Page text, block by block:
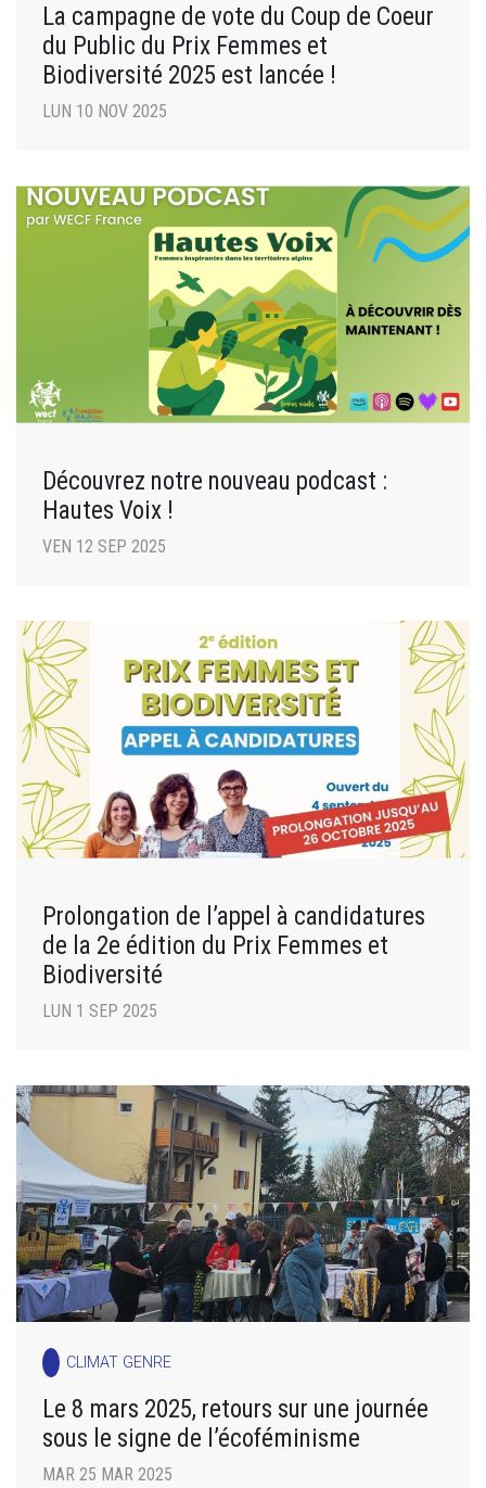
La campagne de vote du Coup de Coeur
du Public du Prix Femmes et
Biodiversité 2025 est lancée !
LUN 10 NOV 2025
Découvrez notre nouveau podcast :
Hautes Voix !
VEN 12 SEP 2025
Prolongation de l’appel à candidatures
de la 2e édition du Prix Femmes et
Biodiversité
LUN 1 SEP 2025
CLIMAT GENRE
Le 8 mars 2025, retours sur une journée
sous le signe de l’écoféminisme
MAR 25 MAR 2025